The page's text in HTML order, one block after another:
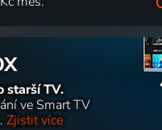
starší TV.
ve Smart TV
Zjistit více